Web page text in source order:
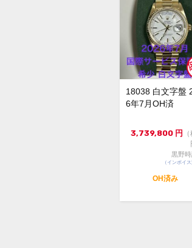
18038 白文字盤
6年7月OH済
3,739,800 円
黒野
（インボイス
OH済み